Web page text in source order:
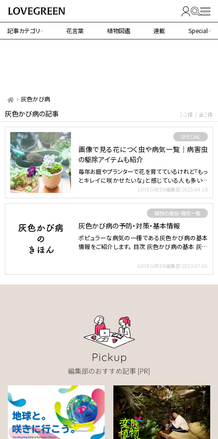
記事カテゴリ 花言葉 植物図鑑 連載 Special
灰色かび病
灰色かび病の記事 1-2件 / 全2件
SPECIAL
画像で見る花につく虫や病気一覧｜病害虫
の駆除アイテムも紹介
毎年お庭やプランターで花を育てているけれど「もっ
とキレイに咲かせたいな」と感じている人も多いの
LOVEGREEN編集部 2025.04.16
植物の害虫・病気一覧
灰色かび病の予防・対策・基本情報
ポピュラーな病気の一種である灰色かび病の基本
情報をご紹介します。 目次 灰色かび病の基本 灰色
LOVEGREEN編集部 2023.07.05